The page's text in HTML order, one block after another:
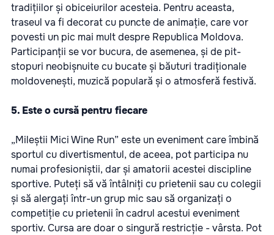
tradițiilor și obiceiurilor acesteia. Pentru aceasta,
traseul va fi decorat cu puncte de animație, care vor
povesti un pic mai mult despre Republica Moldova.
Participanții se vor bucura, de asemenea, și de pit-
stopuri neobișnuite cu bucate și băuturi tradiționale
moldovenești, muzică populară și o atmosferă festivă.
5. Este o cursă pentru fiecare
„Mileștii Mici Wine Run” este un eveniment care îmbină
sportul cu divertismentul, de aceea, pot participa nu
numai profesioniștii, dar și amatorii acestei discipline
sportive. Puteți să vă întâlniți cu prietenii sau cu colegii
și să alergați într-un grup mic sau să organizați o
competiție cu prietenii în cadrul acestui eveniment
sportiv. Cursa are doar o singură restricție - vârsta. Pot